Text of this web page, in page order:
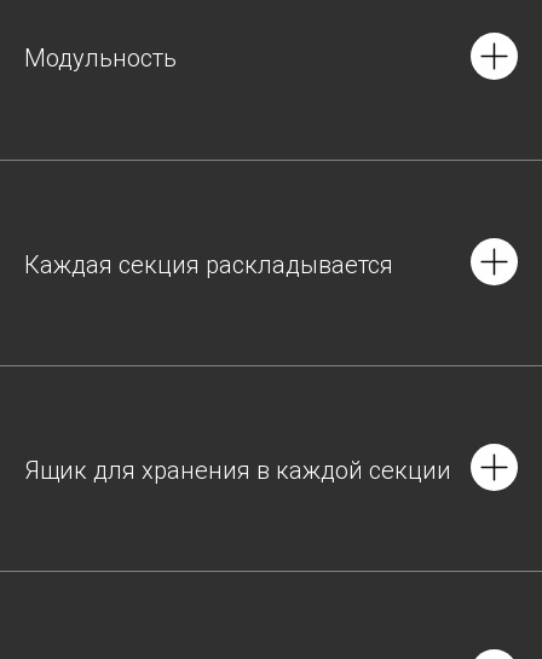
Модульность
Каждая секция раскладывается
Ящик для хранения в каждой секции